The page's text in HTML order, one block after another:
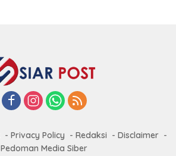
Privacy Policy Redaksi
Disclaimer
Pedoman Media Siber